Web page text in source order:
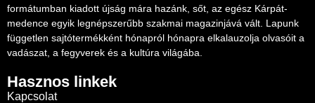
formátumban kiadott újság mára hazánk, sőt, az egész Kárpát-
medence egyik legnépszerűbb szakmai magazinjává vált. Lapunk
független sajtótermékként hónapról hónapra elkalauzolja olvasóit a
vadászat, a fegyverek és a kultúra világába.
Hasznos linkek
Kapcsolat